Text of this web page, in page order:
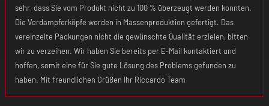
sehr, dass Sie vom Produkt nicht zu 100 % überzeugt werden konnten.
Die Verdampferköpfe werden in Massenproduktion gefertigt. Das
vereinzelte Packungen nicht die gewünschte Qualität erzielen, bitten
wir zu verzeihen. Wir haben Sie bereits per E-Mail kontaktiert und
hoffen, somit eine für Sie gute Lösung des Problems gefunden zu
haben. Mit freundlichen Grüßen Ihr Riccardo Team